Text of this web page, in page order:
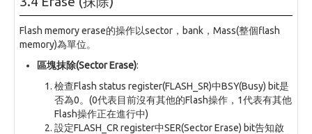
Flash memory erase的操作以sector，bank，Mass(整個flash
memory)為單位。
區塊抹除(Sector Erase):
檢查Flash status register(FLASH_SR)中BSY(Busy) bit是
否為0。(0代表目前沒有其他的Flash操作，1代表有其他
Flash操作正在進行中)
設定FLASH_CR register中SER(Sector Erase) bit告知啟